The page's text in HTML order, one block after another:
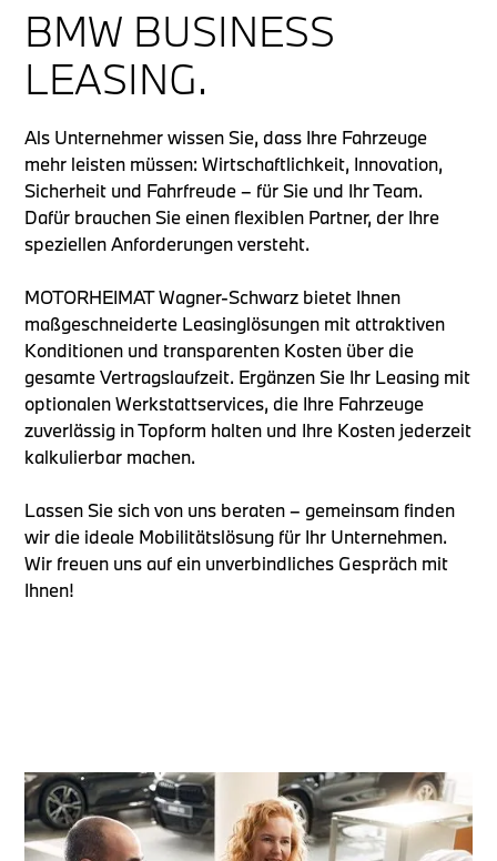
BMW BUSINESS
LEASING.
Als Unternehmer wissen Sie, dass Ihre Fahrzeuge
mehr leisten müssen: Wirtschaftlichkeit, Innovation,
Sicherheit und Fahrfreude – für Sie und Ihr Team.
Dafür brauchen Sie einen flexiblen Partner, der Ihre
speziellen Anforderungen versteht.
MOTORHEIMAT Wagner-Schwarz bietet Ihnen
maßgeschneiderte Leasinglösungen mit attraktiven
Konditionen und transparenten Kosten über die
gesamte Vertragslaufzeit. Ergänzen Sie Ihr Leasing mit
optionalen Werkstattservices, die Ihre Fahrzeuge
zuverlässig in Topform halten und Ihre Kosten jederzeit
kalkulierbar machen.
Lassen Sie sich von uns beraten – gemeinsam finden
wir die ideale Mobilitätslösung für Ihr Unternehmen.
Wir freuen uns auf ein unverbindliches Gespräch mit
Ihnen!